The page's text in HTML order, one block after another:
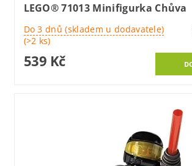
LEGO® 71013 Minifigurka Chůva
Do 3 dnů (skladem u dodavatele)
(>2 ks)
539 Kč